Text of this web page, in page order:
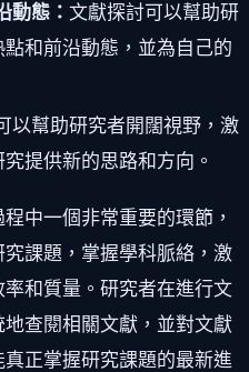
動態： 文獻探討可以幫助研
和前沿動態，並為自己的
以幫助研究者開闊視野，激
提供新的思路和方向。
中一個非常重要的環節，
課題，掌握學科脈絡，激
和質量。研究者在進行文
查閱相關文獻，並對文獻
正掌握研究課題的最新進